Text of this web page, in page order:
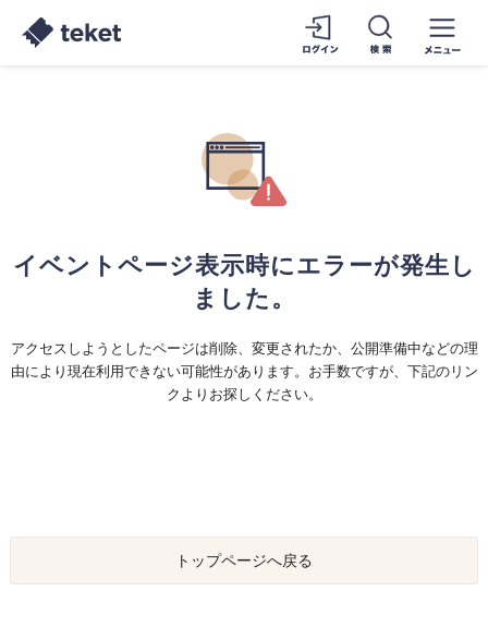
イベントページ表示時にエラーが発生し
ました。
アクセスしようとしたページは削除、変更されたか、公開準備中などの理
由により現在利用できない可能性があります。お手数ですが、下記のリン
クよりお探しください。
トップページへ戻る